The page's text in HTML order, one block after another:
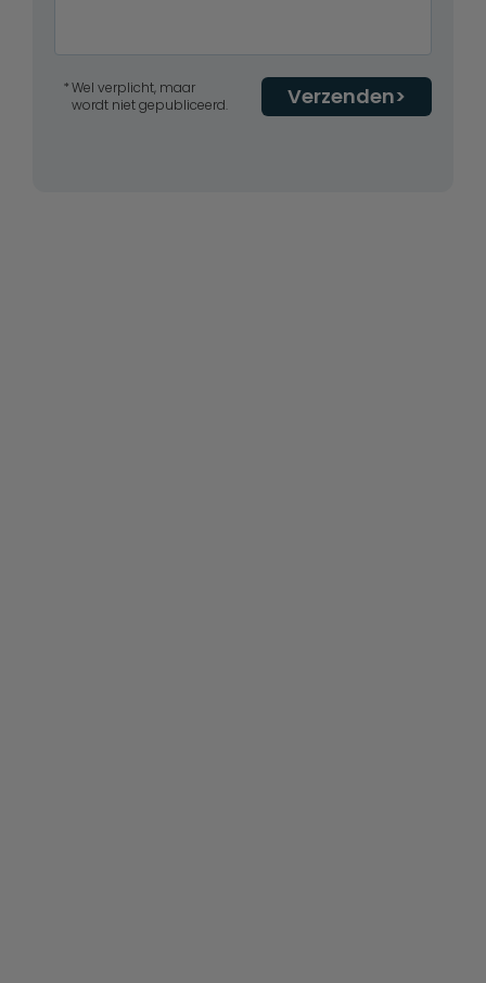
Verzenden
Wel verplicht, maar
wordt niet gepubliceerd.